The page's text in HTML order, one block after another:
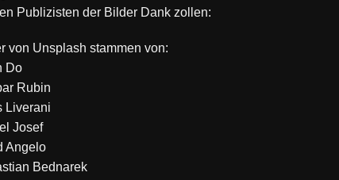
Publizisten der Bilder Dank zollen:
von Unsplash stammen von:
Do
Rubin
Liverani
Josef
Angelo
Bednarek